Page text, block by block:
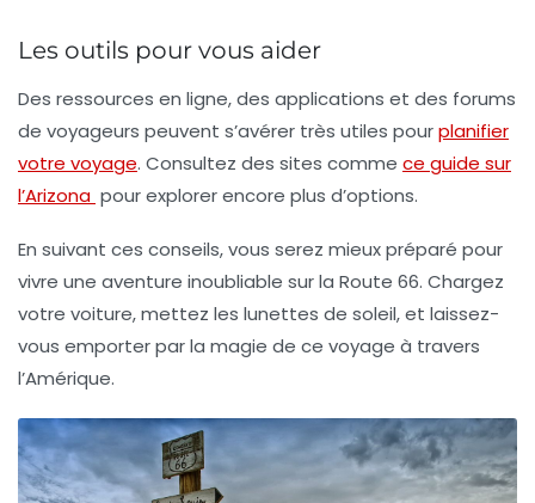
Les outils pour vous aider
Des ressources en ligne, des applications et des forums
de voyageurs peuvent s’avérer très utiles pourplanifier
votre voyage. Consultez des sites comme ce guide sur
l’Arizona pour explorer encore plus d’options.
En suivant ces conseils, vous serez mieux préparé pour
vivre une aventure inoubliable sur la Route 66. Chargez
votre voiture, mettez les lunettes de soleil, et laissez-
vous emporter par la magie de ce voyage à travers
l’Amérique.